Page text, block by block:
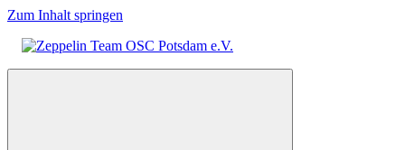
Zum Inhalt springen